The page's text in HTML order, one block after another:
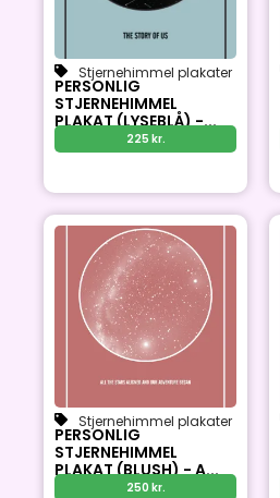
Stjernehimmel plakater
PERSONLIG
STJERNEHIMMEL
PLAKAT (LYSEBLÅ) -...
225 kr.
Stjernehimmel plakater
PERSONLIG
STJERNEHIMMEL
PLAKAT (BLUSH) - A...
250 kr.